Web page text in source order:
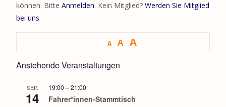
können. Bitte Anmelden. Kein Mitglied? Werden Sie Mitglied
bei uns
A A A
Anstehende Veranstaltungen
SEP.
14
19:00 –21:00
Fahrer*innen-Stammtisch